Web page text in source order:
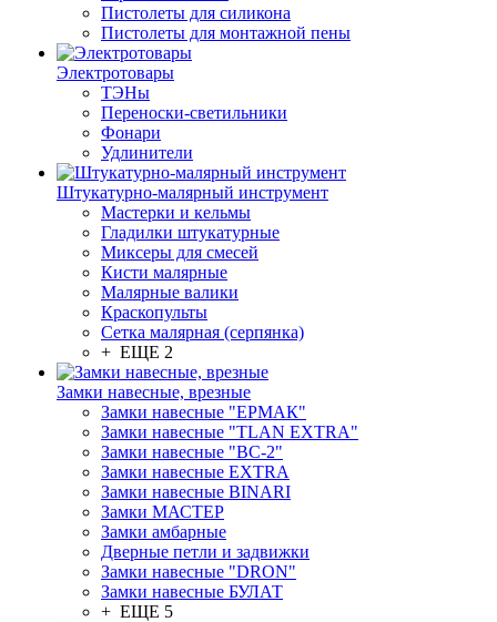
Пистолеты для силикона
Пистолеты для монтажной пены
Электротовары
ТЭНы
Переноски-светильники
Фонари
Удлинители
Штукатурно-малярный инструмент
Мастерки и кельмы
Гладилки штукатурные
Миксеры для смесей
Кисти малярные
Малярные валики
Краскопульты
Сетка малярная (серпянка)
+ ЕЩЕ 2
Замки навесные, врезные
Замки навесные "ЕРМАК"
Замки навесные "TLAN EXTRA"
Замки навесные "ВС-2"
Замки навесные EXTRA
Замки навесные BINARI
Замки МАСТЕР
Замки амбарные
Дверные петли и задвижки
Замки навесные "DRON"
Замки навесные БУЛАТ
+ ЕЩЕ 5